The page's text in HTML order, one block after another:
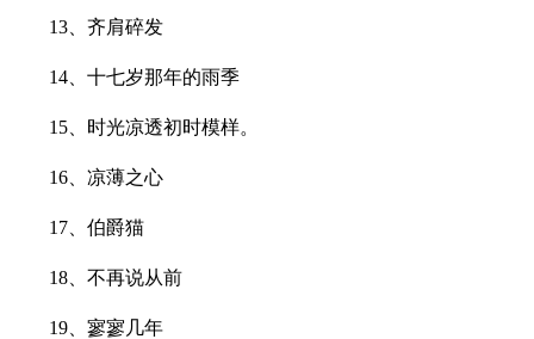
13、齐肩碎发
14、十七岁那年的雨季
15、时光凉透初时模样。
16、凉薄之心
17、伯爵猫
18、不再说从前
19、寥寥几年